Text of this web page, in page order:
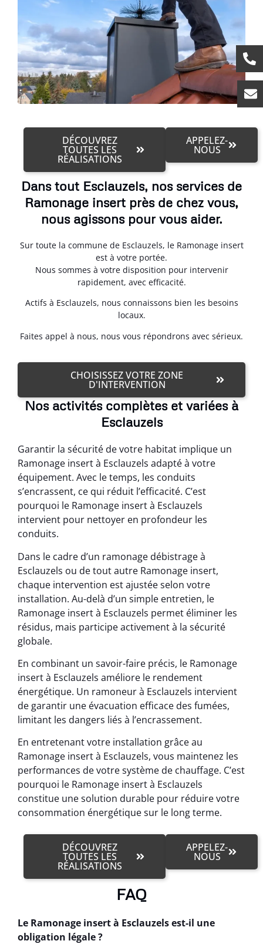
DÉCOUVREZ
TOUTES LES
RÉALISATIONS
APPELEZ-
NOUS
Dans tout Esclauzels, nos services de
Ramonage insert près de chez vous,
nous agissons pour vous aider.
Sur toute la commune de Esclauzels, le Ramonage insert
est à votre portée.
Nous sommes à votre disposition pour intervenir
rapidement, avec efficacité.
Actifs à Esclauzels, nous connaissons bien les besoins
locaux.
Faites appel à nous, nous vous répondrons avec sérieux.
CHOISISSEZ VOTRE ZONE
D'INTERVENTION
Nos activités complètes et variées à
Esclauzels
Garantir la sécurité de votre habitat implique un
Ramonage insert à Esclauzels adapté à votre
équipement. Avec le temps, les conduits
s’encrassent, ce qui réduit l’efficacité. C’est
pourquoi le Ramonage insert à Esclauzels
intervient pour nettoyer en profondeur les
conduits.
Dans le cadre d’un ramonage débistrage à
Esclauzels ou de tout autre Ramonage insert,
chaque intervention est ajustée selon votre
installation. Au-delà d’un simple entretien, le
Ramonage insert à Esclauzels permet éliminer les
résidus, mais participe activement à la sécurité
globale.
En combinant un savoir-faire précis, le Ramonage
insert à Esclauzels améliore le rendement
énergétique. Un ramoneur à Esclauzels intervient
de garantir une évacuation efficace des fumées,
limitant les dangers liés à l’encrassement.
En entretenant votre installation grâce au
Ramonage insert à Esclauzels, vous maintenez les
performances de votre système de chauffage. C’est
pourquoi le Ramonage insert à Esclauzels
constitue une solution durable pour réduire votre
consommation énergétique sur le long terme.
DÉCOUVREZ
TOUTES LES
RÉALISATIONS
APPELEZ-
NOUS
FAQ
Le Ramonage insert à Esclauzels est-il une
obligation légale ?